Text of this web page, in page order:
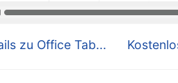
zu Office Tab...